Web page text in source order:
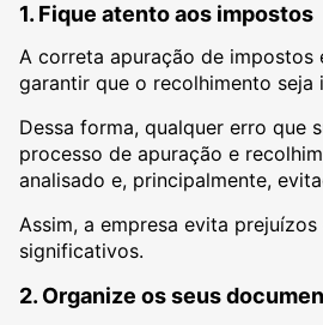
1. Fique atento aos impostos
A correta apuração de impostos
garantir que o recolhimento seja
Dessa forma, qualquer erro que
processo de apuração e
analisado e, principalmente,
Assim, a empresa evita
significativos.
2. Organize os seus